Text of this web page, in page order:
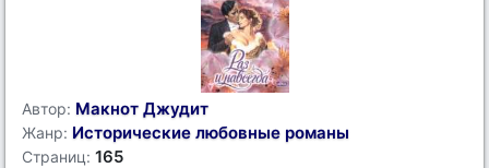
Автор: Макнот Джудит
Жанр: Исторические любовные романы
Страниц: 165